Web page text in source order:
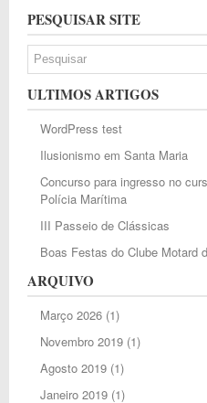
PESQUISAR SITE
ULTIMOS ARTIGOS
WordPress test
Ilusionismo em Santa Maria
Concurso para ingresso no
Polícia Marítima
III Passeio de Clássicas
Boas Festas do Clube Motard
ARQUIVO
Março 2026(1)
Novembro 2019(1)
Agosto 2019(1)
Janeiro 2019(1)